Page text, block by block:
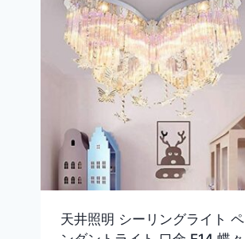
天井照明 シーリングライト ペ